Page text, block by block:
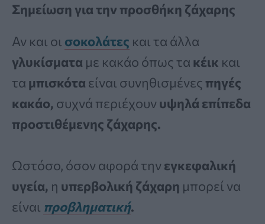
Σημείωση για την προσθήκη ζάχαρης
Αν και οι σοκολάτες και τα άλλα
γλυκίσματα με κακάο όπως τα κέικ και
τα μπισκότα είναι συνηθισμένες πηγές
κακάο, συχνά περιέχουν υψηλά επίπεδα
προστιθέμενης ζάχαρης.
Ωστόσο, όσον αφορά την εγκεφαλική
υγεία, η υπερβολική ζάχαρη μπορεί να
είναι προβληματική.